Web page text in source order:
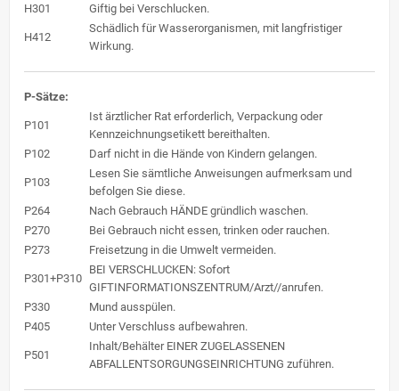
H301
Giftig bei Verschlucken.
H412
Schädlich für Wasserorganismen, mit langfristiger
Wirkung.
P-Sätze:
P101
Ist ärztlicher Rat erforderlich, Verpackung oder
Kennzeichnungsetikett bereithalten.
P102
Darf nicht in die Hände von Kindern gelangen.
P103
Lesen Sie sämtliche Anweisungen aufmerksam und
befolgen Sie diese.
P264
Nach Gebrauch HÄNDE gründlich waschen.
P270
Bei Gebrauch nicht essen, trinken oder rauchen.
P273
Freisetzung in die Umwelt vermeiden.
P301+P310
BEI VERSCHLUCKEN: Sofort
GIFTINFORMATIONSZENTRUM/Arzt//anrufen.
P330
Mund ausspülen.
P405
Unter Verschluss aufbewahren.
P501
Inhalt/Behälter EINER ZUGELASSENEN
ABFALLENTSORGUNGSEINRICHTUNG zuführen.